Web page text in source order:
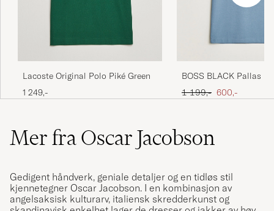
Lacoste Original Polo Piké Green
1 249,-
BOSS BLACK Pallas
Blue
Ordinær pris
1 199,- Nedsatt pris
600,-
Mer fra Oscar Jacobson
Gedigent håndverk, geniale detaljer og en tidløs stil
kjennetegner Oscar Jacobson. I en kombinasjon av
angelsaksisk kulturarv, italiensk skredderkunst og